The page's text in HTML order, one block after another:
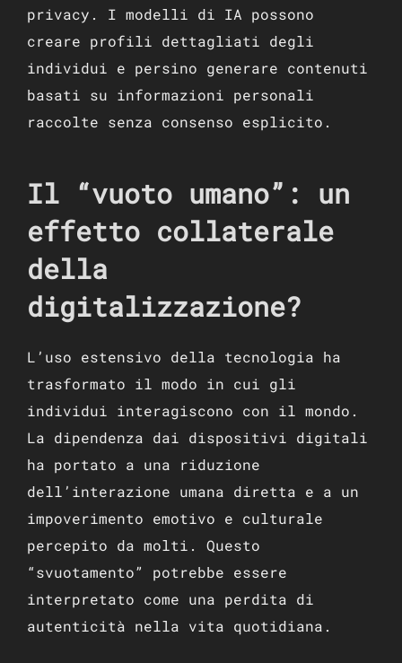
privacy. I modelli di IA possono
creare profili dettagliati degli
individui e persino generare contenuti
basati su informazioni personali
raccolte senza consenso esplicito.
Il “vuoto umano”: un
effetto collaterale
della
digitalizzazione?
L’uso estensivo della tecnologia ha
trasformato il modo in cui gli
individui interagiscono con il mondo.
La dipendenza dai dispositivi digitali
ha portato a una riduzione
dell’interazione umana diretta e a un
impoverimento emotivo e culturale
percepito da molti. Questo
“svuotamento” potrebbe essere
interpretato come una perdita di
autenticità nella vita quotidiana.